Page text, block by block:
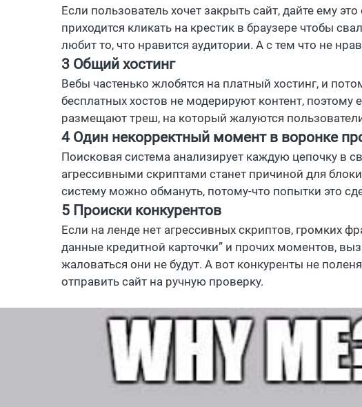
Если пользователь хочет закрыть сайт, дайте ему
приходится кликать на крестик в браузере чтобы
любит то, что нравится аудитории. А с тем что не
3 Общий хостинг
Вебы частенько жлобятся на платный хостинг, и
бесплатных хостов не модерируют контент,
размещают треш, на который жалуются
4 Один некорректный момент в воронке
Поисковая система анализирует каждую цепочку в
агрессивными скриптами станет причиной для
систему можно обмануть, потому-что попытки это
5 Происки конкурентов
Если на ленде нет агрессивных скриптов, громких
данные кредитной карточки” и прочих моментов,
жаловаться они не будут. А вот конкуренты не
отправить сайт на ручную проверку.